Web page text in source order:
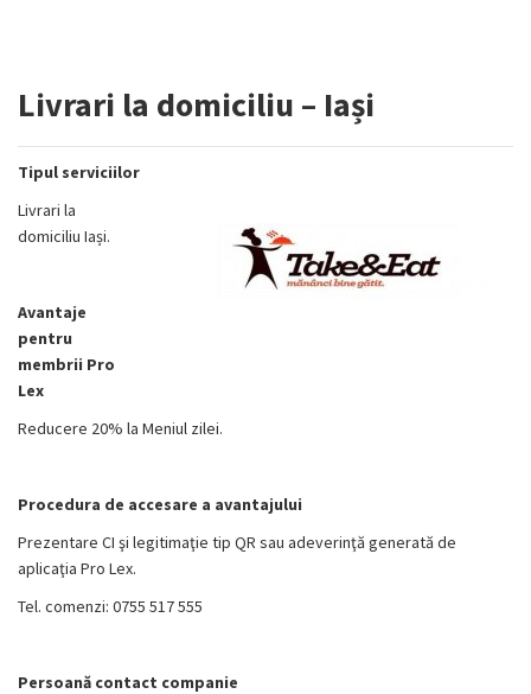
Livrari la domiciliu – Iași
Tipul serviciilor
Livrari la
domiciliu Iași.
Avantaje
pentru
membrii Pro
Lex
Reducere 20% la Meniul zilei.
Procedura de accesare a avantajului
Prezentare CI şi legitimaţie tip QR sau adeverinţă generată de
aplicaţia Pro Lex.
Tel. comenzi: 0755 517 555
Persoană contact companie